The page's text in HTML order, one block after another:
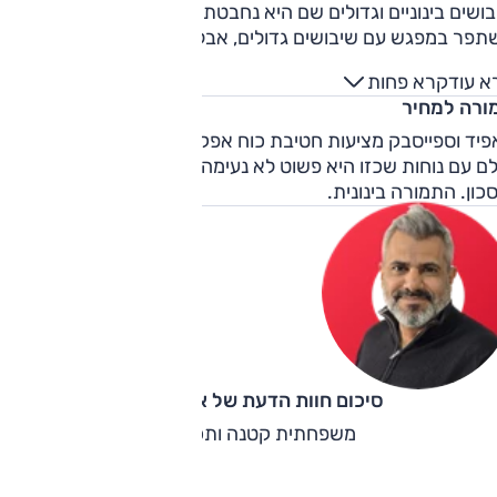
בינוניים וגדולים שם היא נחבטת. כשעולה המהירות המצב
במפגש עם שיבושים גדולים, אבל מורע על שיבושים
בטוחה וצפויה עם אחיזה גבוהה (במיוחד בגרסה המאובזרת
הצמיגים הרחבים יותר), ויכולות טובות משל חלק מהמתחרות.
נשיכה סבירה שנחלשת תחת עומס מתמשך.
עודקרא פחות
למחיר
וספייסבק מציעות חטיבת כוח אפקטיבית מאוד ותא מטען
עם נוחות שכזו היא פשוט לא נעימה, ותא הנוסעים משדר
התמורה בינונית.
סיכום חוות הדעת של אוהד אלגוב
משפחתית קטנה ותכליתית.